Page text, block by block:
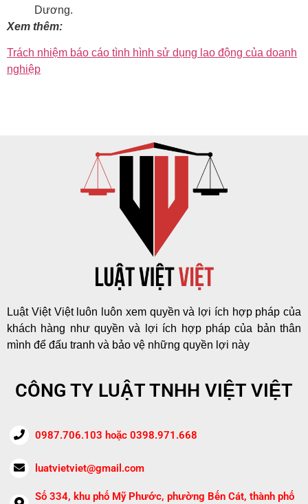
Dương.
Xem thêm:
Trách nhiệm báo cáo tình hình sử dụng lao động của doanh
nghiệp
Luật Việt Việt luôn luôn xem quyền và lợi ích hợp pháp của
khách hàng như quyền và lợi ích hợp pháp của bản thân
mình để đấu tranh và bảo vệ những quyền lợi này
CÔNG TY LUẬT TNHH VIỆT VIỆT
0987.706.103 hoặc 0398.971.668
luatvietviet@gmail.com
Số 334, khu phố Mỹ Phước, phường Bến Cát, thành phố